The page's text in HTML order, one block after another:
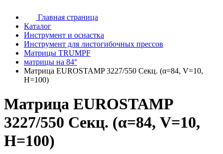
Главная страница
Каталог
Инструмент и оснастка
Инструмент для листогибочных прессов
Матрицы TRUMPF
матрицы на 84°
Матрица EUROSTAMP 3227/550 Секц. (α=84, V=10,
H=100)
Матрица EUROSTAMP
3227/550 Секц. (α=84, V=10,
H=100)